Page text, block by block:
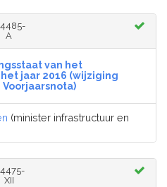
A
van het
jaar 2016 (wijziging
(minister infrastructuur en
XII